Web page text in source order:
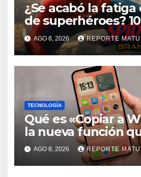
¿Se acabó la fatiga
de superhéroes?
por los que
Brand New Day»
esa teoría
AGO 8, 2026 REPORTE
TECNOLOGÍA
Qué es «Copiar a
la nueva función
al iPhone solo para
AGO 8, 2026 REPORTE